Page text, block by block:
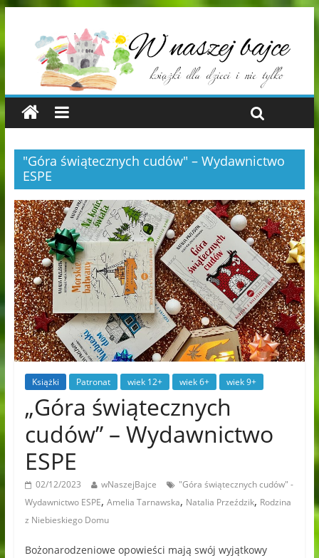
"Góra świątecznych cudów" – Wydawnictwo
ESPE
Książki Patronat wiek 12+ wiek 6+ wiek 9+
„Góra świątecznych
cudów” – Wydawnictwo
ESPE
02/12/2023 wNaszejBajce
"Góra świątecznych cudów" -
Wydawnictwo ESPE, Amelia Tarnawska, Natalia Przeździk, Rodzina
z Niebieskiego Domu
Bożonarodzeniowe opowieści mają swój wyjątkowy